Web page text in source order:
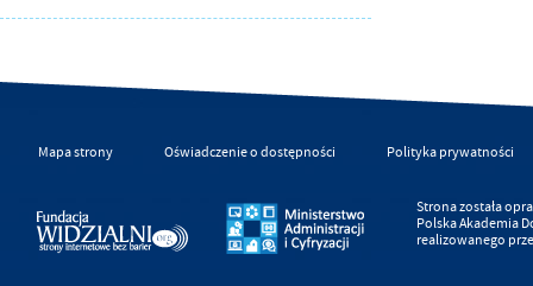
Mapa strony Oświadczenie o dostępności Polityka prywatności
Strona została
Polska Akademia
realizowanego